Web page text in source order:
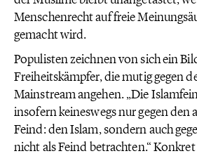
Menschenrecht auf freie
gemacht wird.
Populisten zeichnen von sich ein
Freiheitskämpfer, die mutig gegen
Mainstream angehen. „Die
insofern keineswegs nur gegen den
Feind: den Islam, sondern auch
nicht als Feind betrachten.“